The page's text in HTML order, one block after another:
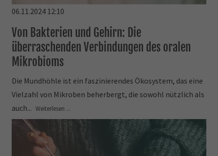
06.11.2024 12:10
Von Bakterien und Gehirn: Die
überraschenden Verbindungen des oralen
Mikrobioms
Die Mundhöhle ist ein faszinierendes Ökosystem, das eine
Vielzahl von Mikroben beherbergt, die sowohl nützlich als
auch... Weiterlesen ...